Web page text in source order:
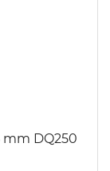
mm DQ250